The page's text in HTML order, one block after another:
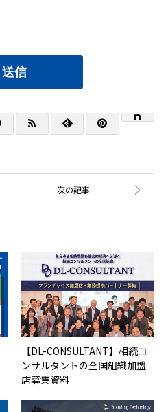
送信
【DL-CONSULTANT】相続コ
ンサルタントの全国組織加盟
店募集資料